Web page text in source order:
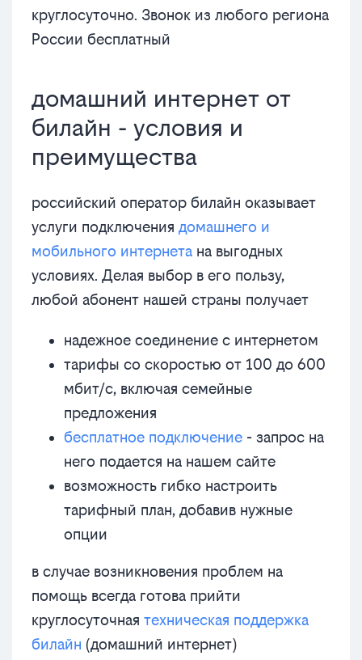
круглосуточно. Звонок из любого региона
России бесплатный
домашний интернет от
билайн - условия и
преимущества
российский оператор билайн оказывает
услуги подключения домашнего и
мобильного интернета на выгодных
условиях. Делая выбор в его пользу,
любой абонент нашей страны получает
надежное соединение с интернетом
тарифы со скоростью от 100 до 600
мбит/с, включая семейные
предложения
бесплатное подключение - запрос на
него подается на нашем сайте
возможность гибко настроить
тарифный план, добавив нужные
опции
в случае возникновения проблем на
помощь всегда готова прийти
круглосуточная техническая поддержка
билайн (домашний интернет)